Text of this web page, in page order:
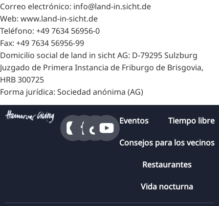
Correo electrónico: info@land-in.sicht.de
Web: www.land-in-sicht.de
Teléfono: +49 7634 56956-0
Fax: +49 7634 56956-99
Domicilio social de land in sicht AG: D-79295 Sulzburg
Juzgado de Primera Instancia de Friburgo de Brisgovia,
HRB 300725
Forma jurídica: Sociedad anónima (AG)
Eventos Tiempo libre
Consejos para los vecinos
Restaurantes
Vida nocturna